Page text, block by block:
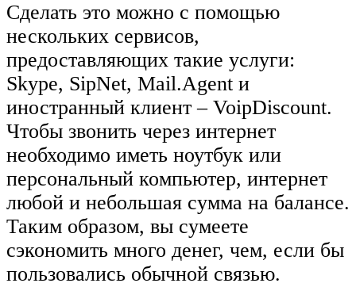
Сделать это можно с помощью
нескольких сервисов,
предоставляющих такие услуги:
Skype, SipNet, Mail.Agent и
иностранный клиент – VoipDiscount.
Чтобы звонить через интернет
необходимо иметь ноутбук или
персональный компьютер, интернет
любой и небольшая сумма на балансе.
Таким образом, вы сумеете
сэкономить много денег, чем, если бы
пользовались обычной связью.